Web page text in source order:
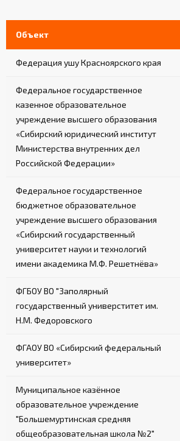
от модели)
Объект
Федерация ушу Красноярского края
Федеральное государственное
казенное образовательное
учреждение высшего образования
«Сибирский юридический институт
Министерства внутренних дел
Российской Федерации»
Федеральное государственное
бюджетное образовательное
учреждение высшего образования
«Сибирский государственный
университет науки и технологий
имени академика М.Ф. Решетнёва»
ФГБОУ ВО "Заполярный
государственный универститет им.
Н.М. Федоровского
ФГАОУ ВО «Сибирский федеральный
университет»
Муниципальное казённое
образовательное учреждение
"Большемуртинская средняя
общеобразовательная школа №2"